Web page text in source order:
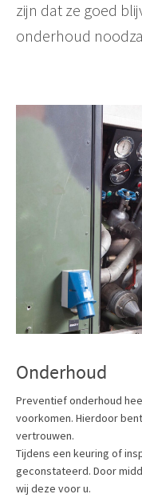
zijn dat ze goed
onderhoud
Onderhoud
Preventief onderhoud
voorkomen. Hierdoor
vertrouwen.
Tijdens een keuring of
geconstateerd. Door
wij deze voor u.